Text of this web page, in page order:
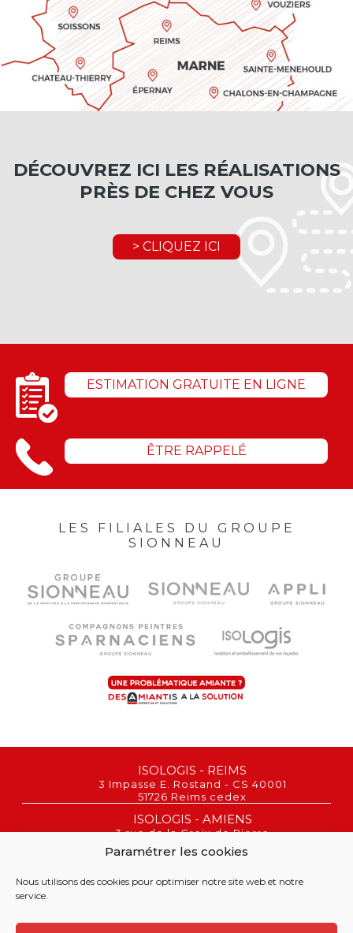
Paramétrer les cookies
Nous utilisons des cookies pour optimiser notre site web et notre
service.
DÉCOUVREZ ICI LES RÉALISATIONS
PRÈS DE CHEZ VOUS
> CLIQUEZ ICI
ESTIMATION GRATUITE EN LIGNE
ÊTRE RAPPELÉ
LES FILIALES DU GROUPE
SIONNEAU
ISOLOGIS - REIMS
3 Impasse E. Rostand - CS 40001
51726 Reims cedex
ISOLOGIS - AMIENS
3 rue de la Croix de Pierre
80080 Amiens
AMIENS : 03 26 22 43 03